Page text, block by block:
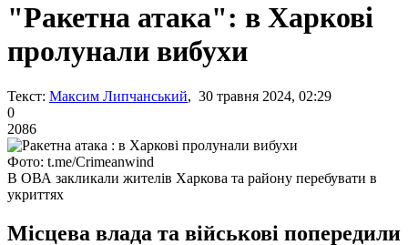
"Ракетна атака": в Харкові
пролунали вибухи
Текст: Максим Липчанський, 30 травня 2024, 02:29
0
2086
Фото: t.me/Crimeanwind
В ОВА закликали жителів Харкова та району перебувати в
укриттях
Місцева влада та військові попередили